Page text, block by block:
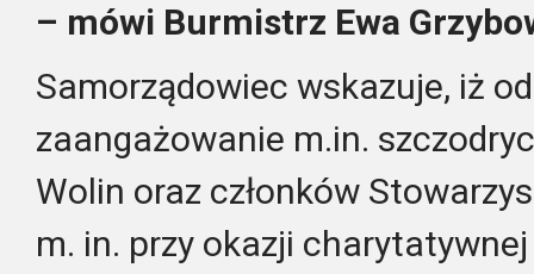
– mówi Burmistrz Ewa
Samorządowiec wskazuje, iż
zaangażowanie m.in.
Wolin oraz członków
m. in. przy okazji